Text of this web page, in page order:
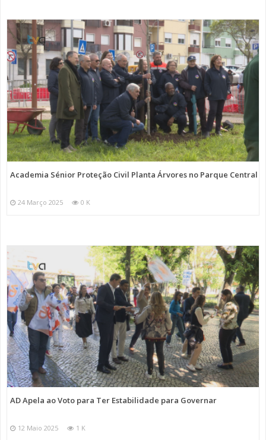
Academia Sénior Proteção Civil Planta Árvores no Parque Central
24 Março 2025 0 K
AD Apela ao Voto para Ter Estabilidade para Governar
12 Maio 2025 1 K